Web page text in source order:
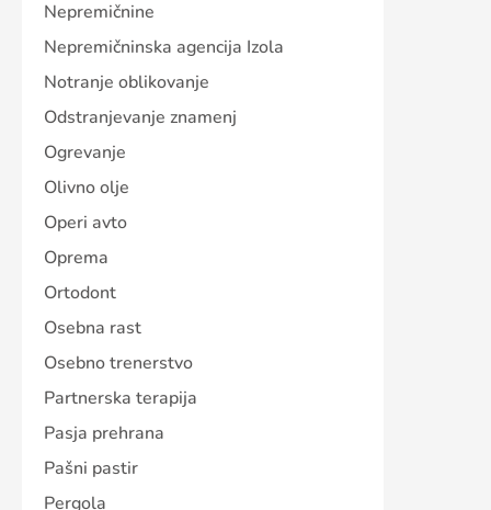
Nepremičnine
Nepremičninska agencija Izola
Notranje oblikovanje
Odstranjevanje znamenj
Ogrevanje
Olivno olje
Operi avto
Oprema
Ortodont
Osebna rast
Osebno trenerstvo
Partnerska terapija
Pasja prehrana
Pašni pastir
Pergola